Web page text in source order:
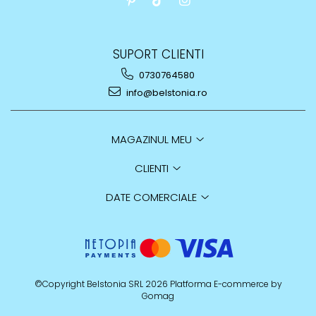
SUPORT CLIENTI
0730764580
info@belstonia.ro
MAGAZINUL MEU
CLIENTI
DATE COMERCIALE
©Copyright Belstonia SRL 2026 Platforma E-commerce by
Gomag